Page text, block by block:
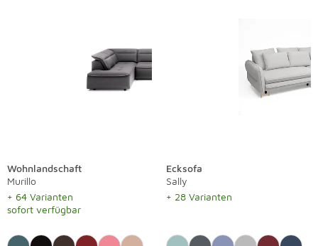
Wohnlandschaft
Murillo
+ 64 Varianten
sofort verfügbar
Ecksofa
Sally
+ 28 Varianten